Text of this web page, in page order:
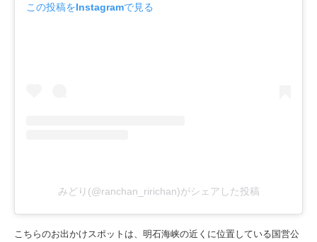
この投稿をInstagramで見る
みどり(@ranchan_ririchan)がシェアした投稿
こちらのお出かけスポットは、明石海峡の近くに位置している国営公